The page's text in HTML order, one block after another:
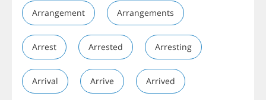
Arrangement Arrangements
Arrest Arrested Arresting
Arrival Arrive Arrived